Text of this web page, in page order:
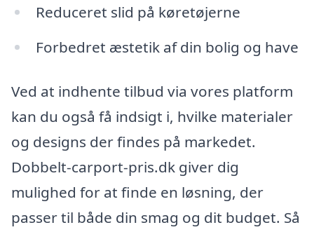
Reduceret slid på køretøjerne
Forbedret æstetik af din bolig og have
Ved at indhente tilbud via vores platform
kan du også få indsigt i, hvilke materialer
og designs der findes på markedet.
Dobbelt-carport-pris.dk giver dig
mulighed for at finde en løsning, der
passer til både din smag og dit budget. Så